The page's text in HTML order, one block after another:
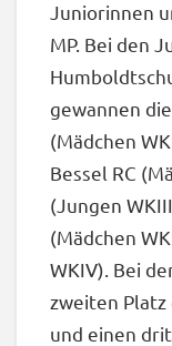
Juniorinnen
MP. Bei den
gewannen
(Mädchen
Bessel RC
(Jungen
(Mädchen
WKIV). Bei
zweiten Platz
und einen